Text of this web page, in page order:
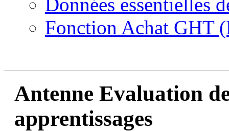
Fonction Achat GHT
Antenne Evaluation
apprentissages